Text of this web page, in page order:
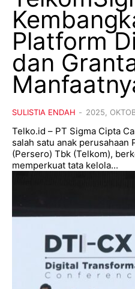
Platform
dan
SULISTIA ENDAH - 2025,
Telko.id – PT Sigma Cipta
salah satu anak perusahaan
(Persero) Tbk (Telkom),
memperkuat tata kelola...